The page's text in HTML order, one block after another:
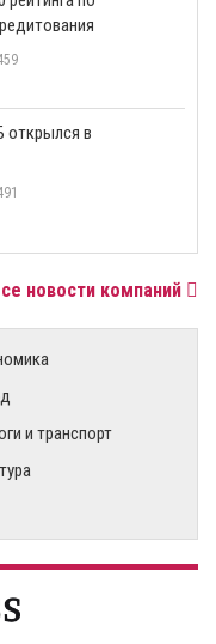
открылся в
новости компаний
и транспорт